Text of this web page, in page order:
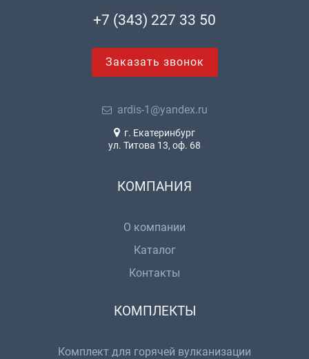
+7 (343) 227 33 50
Заказать звонок
ardis-1@yandex.ru
г. Екатеринбург
ул. Титова 13, оф. 68
КОМПАНИЯ
О компании
Каталог
Контакты
КОМПЛЕКТЫ
Комплект для горячей вулканизации